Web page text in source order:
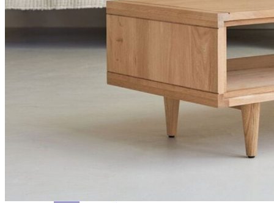
Thi công Nội thất showroom
Thi công Nội thất phòng gym
Công trình khác
Nội thất
Vách ngăn phòng